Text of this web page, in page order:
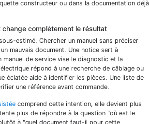
constructeur ou dans la documentation déjà
complètement le résultat
estimé. Chercher un manuel sans préciser
un mauvais document. Une notice sert à
manuel de service vise le diagnostic et la
répond à une recherche de câblage ou
éclatée aide à identifier les pièces. Une liste de
une référence avant commande.
comprend cette intention, elle devient plus
plus de répondre à la question "où est le
à "quel document faut-il pour cette